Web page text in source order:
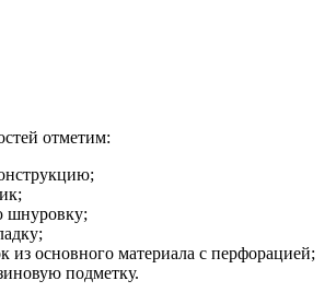
отметим:
шнуровку;
из основного материала с перфорацией;
подметку.